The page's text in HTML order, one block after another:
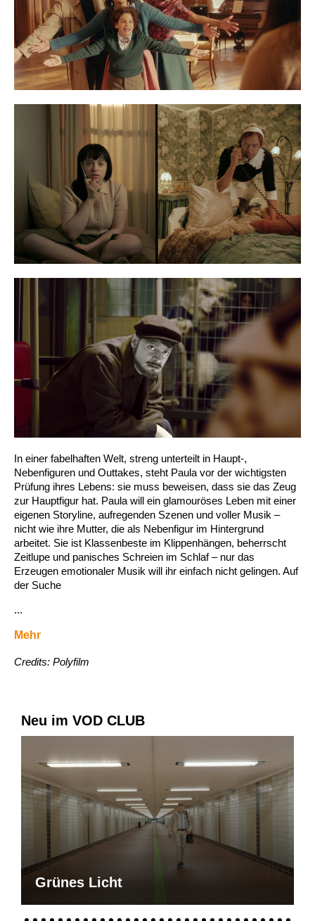
In einer fabelhaften Welt, streng unterteilt in Haupt-,
Nebenfiguren und Outtakes, steht Paula vor der wichtigsten
Prüfung ihres Lebens: sie muss beweisen, dass sie das Zeug
zur Hauptfigur hat. Paula will ein glamouröses Leben mit einer
eigenen Storyline, aufregenden Szenen und voller Musik –
nicht wie ihre Mutter, die als Nebenfigur im Hintergrund
arbeitet. Sie ist Klassenbeste im Klippenhängen, beherrscht
Zeitlupe und panisches Schreien im Schlaf – nur das
Erzeugen emotionaler Musik will ihr einfach nicht gelingen. Auf
der Suche
...
Mehr
Credits: Polyfilm
Neu im VOD CLUB
Grünes Licht